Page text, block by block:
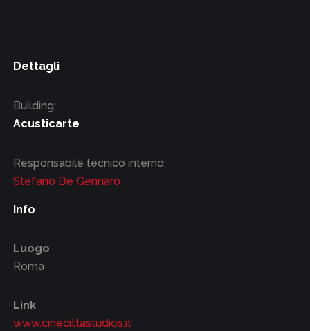
Dettagli
Building:
Acusticarte
Responsabile tecnico interno:
Stefano De Gennaro
Info
Luogo
Roma
Link
www.cinecittastudios.it